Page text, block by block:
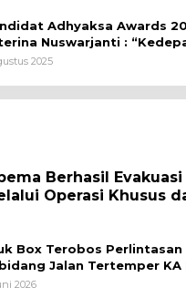
Adhyaksa Awards
Nuswarjanti :
Restoratif Wujudkan
2025
Berhasil
Operasi Khusus
Box Terobos Perlintasan
Jalan Tertemper KA
Stasiun Poncol-Jrakah
2026